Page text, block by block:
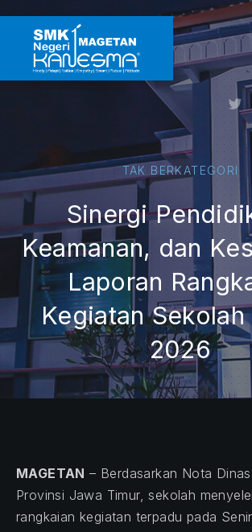
TAK BERKATEGORI
Sinergi
Keamanan, dan
Laporan
Kegiatan
2026
MAGETAN – Berdasarkan Nota
Provinsi Jawa Timur, sekolah
rangkaian kegiatan terpadu pada